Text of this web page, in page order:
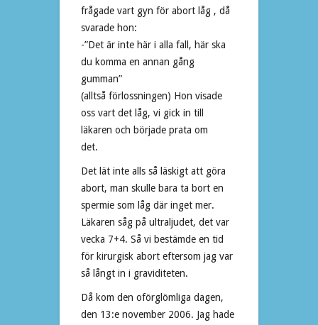
frågade vart gyn för abort låg , då
svarade hon:
-”Det är inte här i alla fall, här ska
du komma en annan gång
gumman”
(alltså förlossningen) Hon visade
oss vart det låg, vi gick in till
läkaren och började prata om
det.
Det lät inte alls så läskigt att göra
abort, man skulle bara ta bort en
spermie som låg där inget mer.
Läkaren såg på ultraljudet, det var
vecka 7+4. Så vi bestämde en tid
för kirurgisk abort eftersom jag var
så långt in i graviditeten.
Då kom den oförglömliga dagen,
den 13:e november 2006. Jag hade